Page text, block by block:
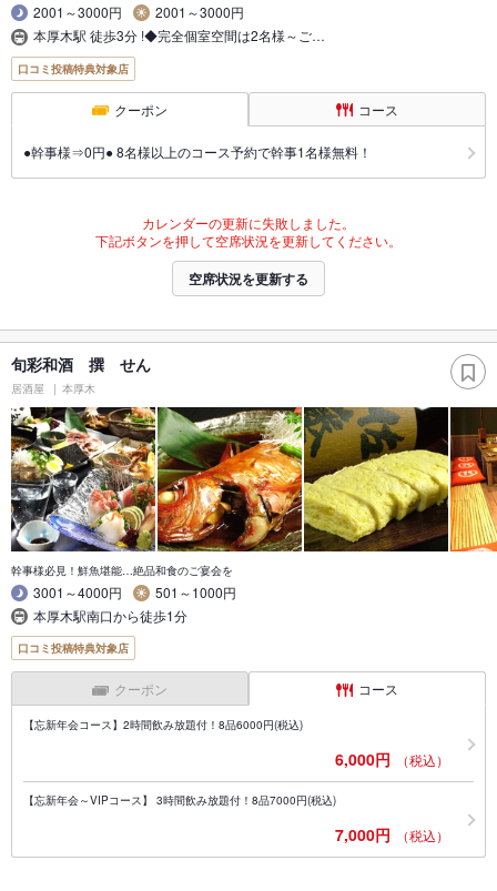
2001～3000円
2001～3000円
本厚木駅 徒歩3分 !◆完全個室空間は2名様～ご…
口コミ投稿特典対象店
クーポン コース
●幹事様⇒0円● 8名様以上のコース予約で幹事1名様無料！
カレンダーの更新に失敗しました。
下記ボタンを押して空席状況を更新してください。
空席状況を更新する
旬彩和酒 撰 せん
居酒屋 本厚木
幹事様必見！鮮魚堪能…絶品和食のご宴会を
3001～4000円
501～1000円
本厚木駅南口から徒歩1分
口コミ投稿特典対象店
クーポン コース
【忘新年会コース】2時間飲み放題付！8品6000円(税込)
6,000円 （税込）
【忘新年会～VIPコース】 3時間飲み放題付！8品7000円(税込)
7,000円 （税込）